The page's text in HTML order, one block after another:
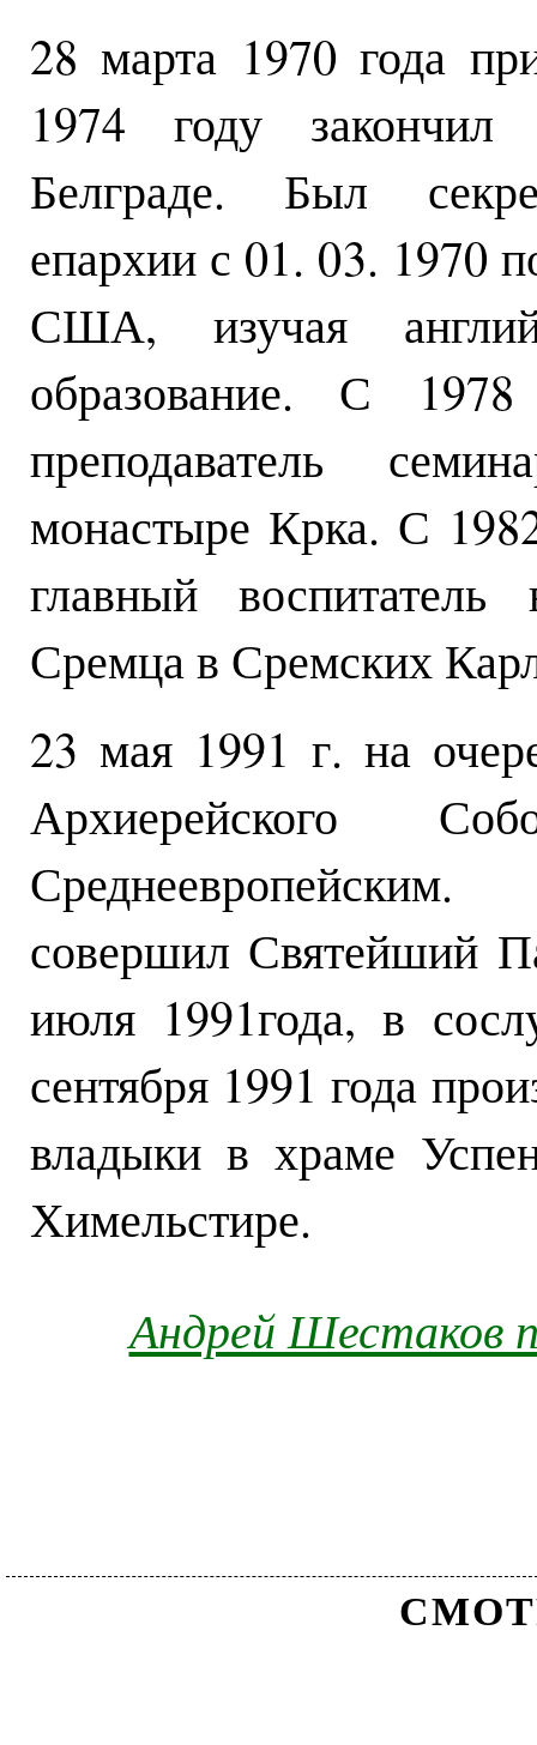
28 марта 1970 года
1974 году закончил
Белграде. Был
епархии с 01. 03. 1970
США, изучая
образование. С
преподаватель
монастыре Крка. С
главный
Сремца в Сремских
23 мая 1991 г. на
Архиерейского
совершил Святейший
июля 1991года, в
сентября 1991 года
владыки в храме
Химельстире.
Андрей Шестаков